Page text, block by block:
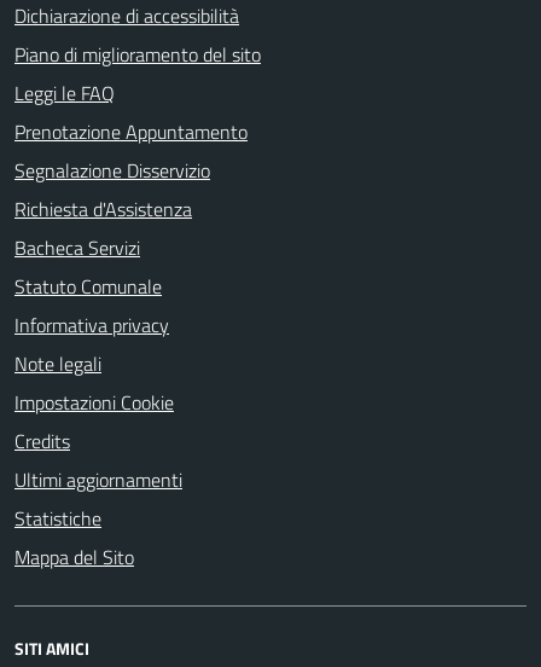
Dichiarazione di accessibilità
Piano di miglioramento del sito
Leggi le FAQ
Prenotazione Appuntamento
Segnalazione Disservizio
Richiesta d'Assistenza
Bacheca Servizi
Statuto Comunale
Informativa privacy
Note legali
Impostazioni Cookie
Credits
Ultimi aggiornamenti
Statistiche
Mappa del Sito
SITI AMICI